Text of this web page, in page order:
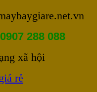
0907 288 088
xã hội
rẻ